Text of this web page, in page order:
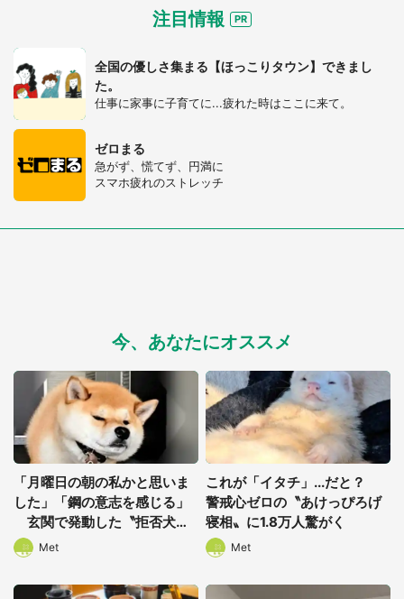
都道府選択
注目情報
全国の優しさ集まる【ほっこりタウン】できまし
た。
仕事に家事に子育てに...疲れた時はここに来て。
ゼロまる
急がず、慌てず、円満に
スマホ疲れのストレッチ
今、あなたにオススメ
「月曜日の朝の私かと思いま
した」「鋼の意志を感じる」
玄関で発動した〝拒否犬〟
に2.7万人ほっこり
Met
これが「イタチ」...だと？
警戒心ゼロの〝あけっぴろげ
寝相〟に1.8万人驚がく
Met